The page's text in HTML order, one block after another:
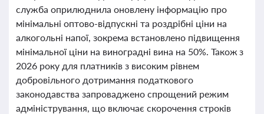
служба оприлюднила оновлену інформацію про
мінімальні оптово-відпускні та роздрібні ціни на
алкогольні напої, зокрема встановлено підвищення
мінімальної ціни на виноградні вина на 50%. Також з
2026 року для платників з високим рівнем
добровільного дотримання податкового
законодавства запроваджено спрощений режим
адміністрування, що включає скорочення строків